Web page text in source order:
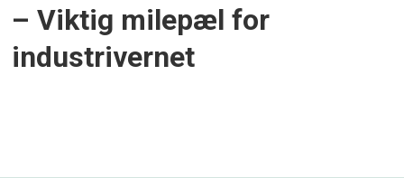
– Viktig milepæl for
industrivernet